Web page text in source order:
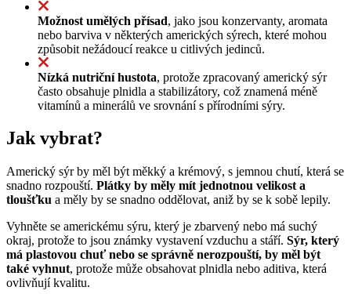
Možnost umělých přísad, jako jsou konzervanty, aromata
nebo barviva v některých amerických sýrech, které mohou
způsobit nežádoucí reakce u citlivých jedinců.
Nízká nutriční hustota, protože zpracovaný americký sýr
často obsahuje plnidla a stabilizátory, což znamená méně
vitamínů a minerálů ve srovnání s přírodními sýry.
Jak vybrat?
Americký sýr by měl být měkký a krémový, s jemnou chutí, která se
snadno rozpouští. Plátky by měly mít jednotnou velikost a
tloušťku a měly by se snadno oddělovat, aniž by se k sobě lepily.
Vyhněte se americkému sýru, který je zbarvený nebo má suchý
okraj, protože to jsou známky vystavení vzduchu a stáří. Sýr, který
má plastovou chuť nebo se správně nerozpouští, by měl být
také vyhnut, protože může obsahovat plnidla nebo aditiva, která
ovlivňují kvalitu.